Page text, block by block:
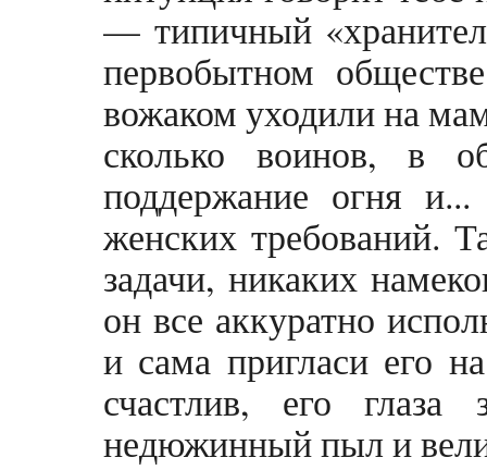
— типичный
первобытном
вожаком уходили на
сколько воинов, в
поддержание огня и...
женских требований.
задачи, никаких
он все аккуратно
и сама пригласи его
счастлив, его
недюжинный пыл и